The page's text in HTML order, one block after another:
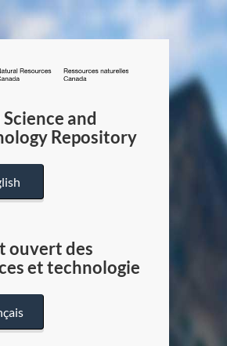
/
Canada
and
Repository
ouvert des
et technologie